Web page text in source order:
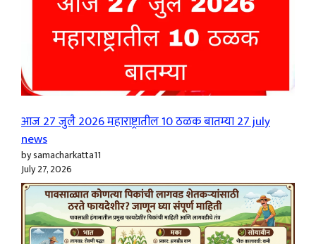
आज 27 जुलै 2026 महाराष्ट्रातील 10 ठळक बातम्या 27 july
news
by samacharkatta11
July 27, 2026